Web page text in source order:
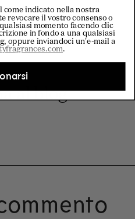
al blog
indicato nella nostra
revocare il vostro consenso o
momento facendo clic
in fondo a una qualsiasi
oppure inviandoci un'e-mail a
.